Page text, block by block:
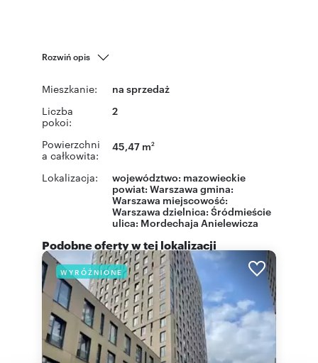
Rozwiń opis
Mieszkanie: na sprzedaż
Liczba
pokoi:
2
Powierzchni
a całkowita:
45,47 m2
Lokalizacja: województwo: mazowieckie
powiat: Warszawa gmina:
Warszawa miejscowość:
Warszawa dzielnica: Śródmieście
ulica: Mordechaja Anielewicza
Podobne oferty w tej lokalizacji
WYRÓŻNIONE